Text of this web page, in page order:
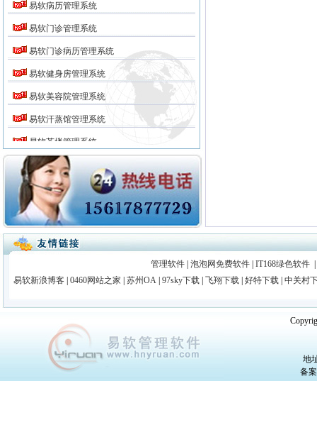
易软病历管理系统
易软门诊管理系统
易软门诊病历管理系统
易软健身房管理系统
易软美容院管理系统
易软汗蒸馆管理系统
易软茶楼管理系统
易软商务会所管理系统
易软咖啡厅管理系统
易软住院管理系统
易软门诊收费管理系统
易软医院门诊健康档案管理系统
易软个体诊所管理系统
易软医院管理系统
易软社区门诊管理系统
管理软件 泡泡网免费软件 IT168绿色软件
易软新浪博客| 0460网站之家 苏州OA| 97sky下载| 飞翔下载| 好特下载| 中关村
地
备